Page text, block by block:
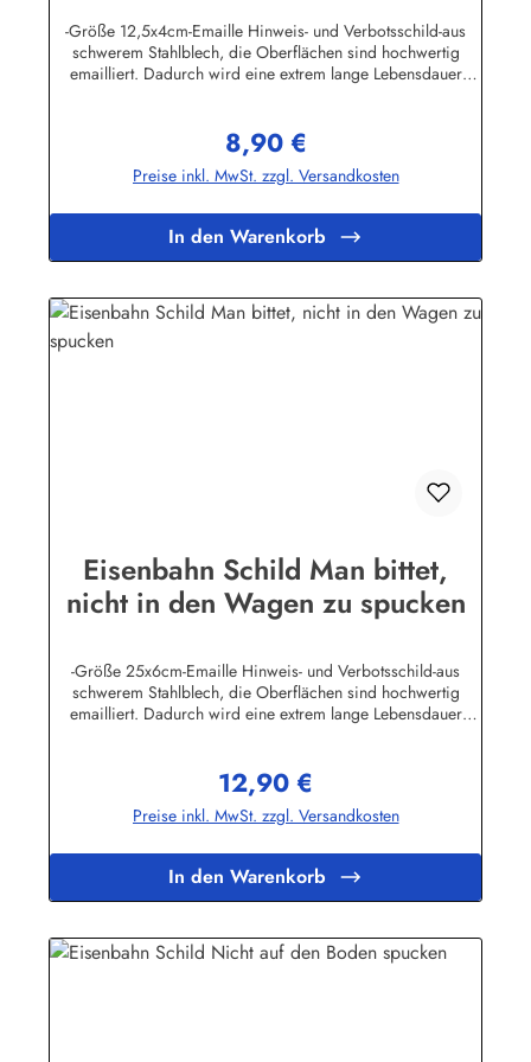
-Größe 12,5x4cm-Emaille Hinweis- und Verbotsschild-aus
schwerem Stahlblech, die Oberflächen sind hochwertig
emailliert. Dadurch wird eine extrem lange Lebensdauer
enthalten sind, dürfen nur lose angezogen werden, weil sonst
die Lackierung abplatzen kann-Die Emailleschilder können
auch nach Wunsch gefertigt werdenHier geht's zu den
WunschtextHerstellerinformationen:Buddel-Bini Inh. Eda
Binikowski e.K.Meddenwarf 1a22457
Hamburginfo@buddel.de
Regulärer Preis:
8,90 €
Preise inkl. MwSt. zzgl. Versandkosten
In den Warenkorb
Eisenbahn Schild Man bittet,
nicht in den Wagen zu spucken
-Größe 25x6cm-Emaille Hinweis- und Verbotsschild-aus
schwerem Stahlblech, die Oberflächen sind hochwertig
emailliert. Dadurch wird eine extrem lange Lebensdauer
enthalten sind, dürfen nur lose angezogen werden, weil sonst
die Lackierung abplatzen kann-Die Emailleschilder können
auch nach Wunsch gefertigt werdenHier geht's zu den
WunschtextHerstellerinformationen:Buddel-Bini Inh. Eda
Binikowski e.K.Meddenwarf 1a22457
Hamburginfo@buddel.de
Regulärer Preis:
12,90 €
Preise inkl. MwSt. zzgl. Versandkosten
In den Warenkorb